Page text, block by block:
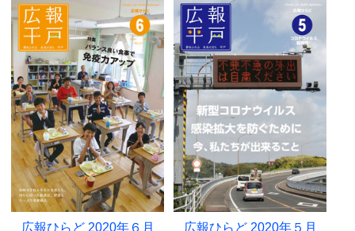
広報ひらど 2020年６月 広報ひらど 2020年５月